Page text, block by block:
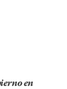
en